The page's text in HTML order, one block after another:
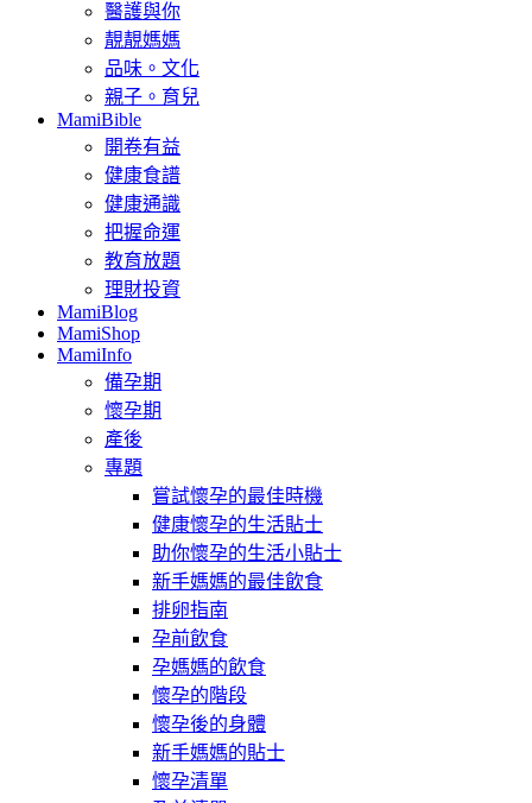
醫護與你
靚靚媽媽
品味。文化
親子。育兒
MamiBible
開卷有益
健康食譜
健康通識
把握命運
教育放題
理財投資
MamiBlog
MamiShop
MamiInfo
備孕期
懷孕期
產後
專題
嘗試懷孕的最佳時機
健康懷孕的生活貼士
助你懷孕的生活小貼士
新手媽媽的最佳飲食
排卵指南
孕前飲食
孕媽媽的飲食
懷孕的階段
懷孕後的身體
新手媽媽的貼士
懷孕清單